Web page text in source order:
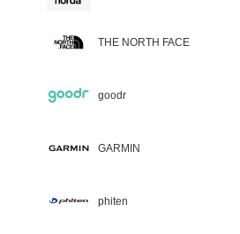
THE NORTH FACE
goodr
GARMIN
phiten